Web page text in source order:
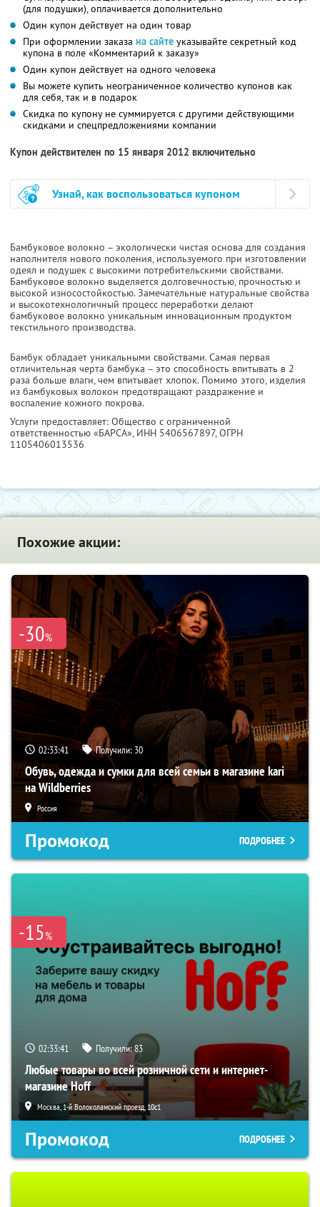
(для подушки), оплачивается дополнительно
Один купон действует на один товар
При оформлении заказа на сайте указывайте секретный код
купона в поле «Комментарий к заказу»
Один купон действует на одного человека
Вы можете купить неограниченное количество купонов как
для себя, так и в подарок
Скидка по купону не суммируется с другими действующими
скидками и спецпредложениями компании
Купон действителен по 15 января 2012 включительно
Узнай, как воспользоваться купоном
Бамбуковое волокно – экологически чистая основа для создания
наполнителя нового поколения, используемого при изготовлении
одеял и подушек с высокими потребительскими свойствами.
Бамбуковое волокно выделяется долговечностью, прочностью и
высокой износостойкостью. Замечательные натуральные свойства
и высокотехнологичный процесс переработки делают
бамбуковое волокно уникальным инновационным продуктом
текстильного производства.
Бамбук обладает уникальными свойствами. Самая первая
отличительная черта бамбука – это способность впитывать в 2
раза больше влаги, чем впитывает хлопок. Помимо этого, изделия
из бамбуковых волокон предотвращают раздражение и
воспаление кожного покрова.
Услуги предоставляет: Общество с ограниченной
ответственностью «БАРСА», ИНН 5406567897, ОГРН
1105406013536
Похожие акции:
-30%
02:33:40 Получили: 30
Обувь, одежда и сумки для всей семьи в магазине kari
на Wildberries
Россия
Промокод ПОДРОБНЕЕ
-15%
02:33:40 Получили:83
Любые товары во всей розничной сети и интернет-
магазине Hoff
Москва, 1-й Волоколамский проезд, 10с1
Промокод ПОДРОБНЕЕ